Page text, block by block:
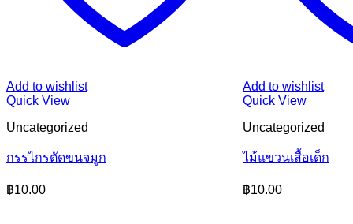
Add to wishlist
Quick View
Uncategorized
กรรไกรตัดขนจมูก
฿10.00
Add to wishlist
Quick View
Uncategorized
ไม้แขวนเสื้อเด็ก
฿10.00